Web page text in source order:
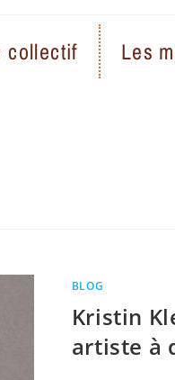
collectif Les
BLOG
Kristin
artiste à